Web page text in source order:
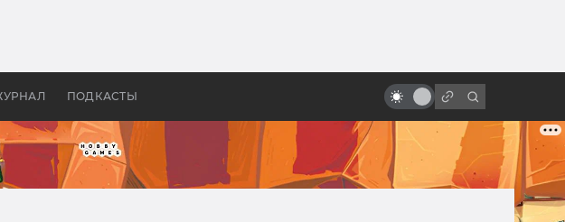
ПОДКАСТЫ
колец»
лучшему